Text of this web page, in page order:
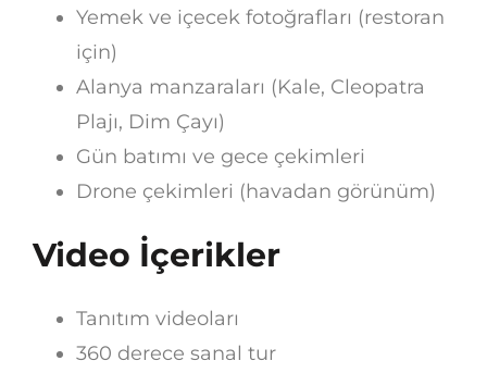
Yemek ve içecek fotoğrafları (restoran
için)
Alanya manzaraları (Kale, Cleopatra
Plajı, Dim Çayı)
Gün batımı ve gece çekimleri
Drone çekimleri (havadan görünüm)
Video İçerikler
Tanıtım videoları
360 derece sanal tur